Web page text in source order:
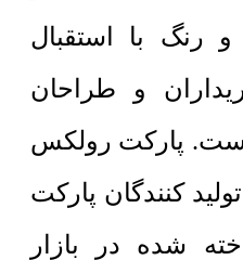
رنگ با استقبال
و طراحان
پارکت رولکس
کنندگان پارکت
شده در بازار